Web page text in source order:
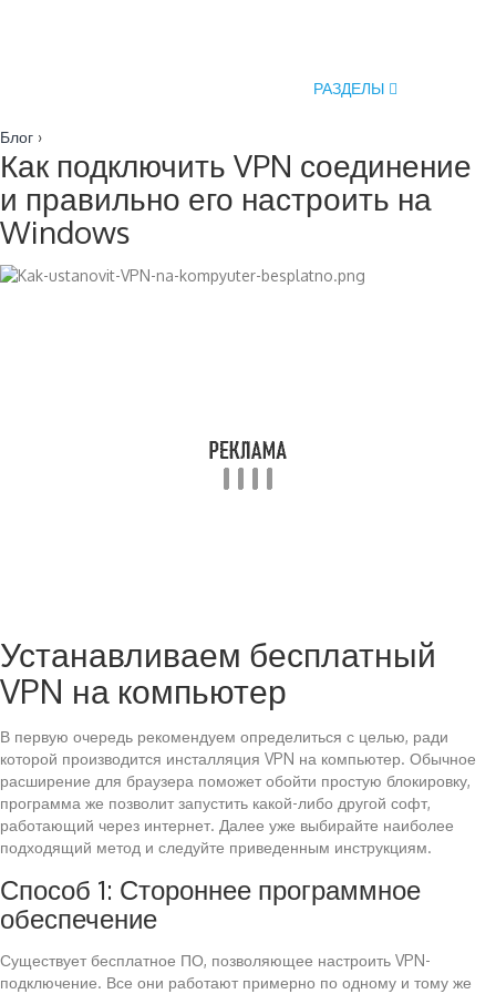
РАЗДЕЛЫ
Блог ›
Как подключить VPN соединение
и правильно его настроить на
Windows
Устанавливаем бесплатный
VPN на компьютер
В первую очередь рекомендуем определиться с целью, ради
которой производится инсталляция VPN на компьютер. Обычное
расширение для браузера поможет обойти простую блокировку,
программа же позволит запустить какой-либо другой софт,
работающий через интернет. Далее уже выбирайте наиболее
подходящий метод и следуйте приведенным инструкциям.
Способ 1: Стороннее программное
обеспечение
Существует бесплатное ПО, позволяющее настроить VPN-
подключение. Все они работают примерно по одному и тому же